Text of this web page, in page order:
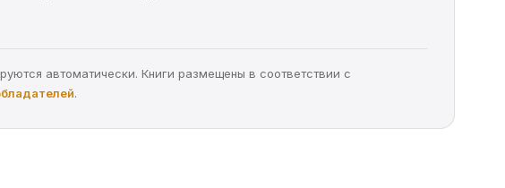
автоматически. Книги размещены в соответствии с
.